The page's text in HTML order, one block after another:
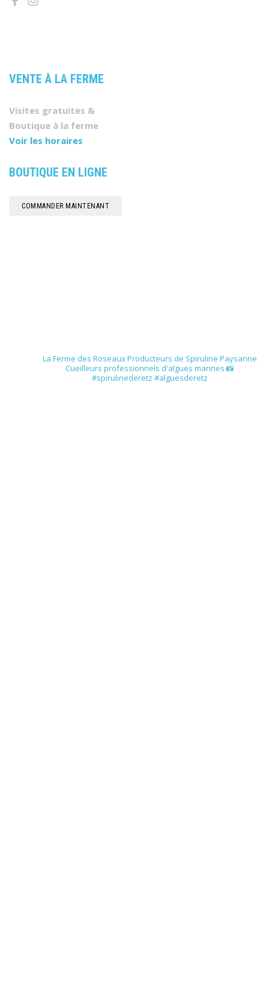
VENTE À LA FERME
Visites gratuites &
Boutique à la ferme
Voir les horaires
BOUTIQUE EN LIGNE
COMMANDER MAINTENANT
La Ferme des RoseauxProducteurs de Spiruline Paysanne
Cueilleurs professionnels d'algues marines 📸
#spirulinederetz #alguesderetz